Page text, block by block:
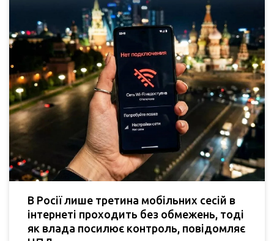
В Росії лише третина мобільних сесій в
інтернеті проходить без обмежень, тоді
як влада посилює контроль, повідомляє